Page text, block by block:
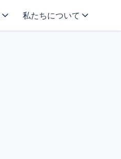
私たちについて